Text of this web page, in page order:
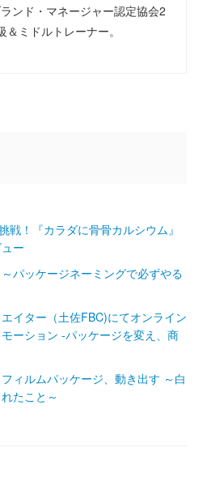
ンド・マネージャー認定協会2
＆ミドルトレーナー。
戦！『カラダに骨骨カルシウム』
ー
パッケージネーミングで必ずやる
イター（土佐FBC)にてオンライン
ーション ‐パッケージを変え、商
ィルムパッケージ、動き出す ～白
たこと～